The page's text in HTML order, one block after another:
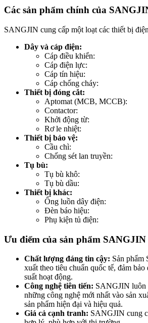
Các sản phẩm chính của
SANGJIN cung cấp một loạt các thiết bị
Dây và cáp điện:
Cáp điều khiển:
Cáp điện lực:
Cáp tín hiệu:
Cáp chống cháy:
Thiết bị đóng cắt:
Aptomat (MCB, MCCB):
Contactor:
Khởi động từ:
Rơ le nhiệt:
Thiết bị bảo vệ:
Cầu chì:
Chống sét lan truyền:
Tụ bù:
Tụ bù khô:
Tụ bù dầu:
Thiết bị khác:
Ống luồn dây điện:
Đèn báo hiệu:
Phụ kiện tủ điện:
Ưu điểm của sản phẩm SANGJIN
Chất lượng đáng tin cậy: Sản phẩm
xuất theo tiêu chuẩn quốc tế, đảm bảo
suất hoạt động.
Công nghệ tiên tiến: SANGJIN luôn
những công nghệ mới nhất vào sản
sản phẩm hiện đại và hiệu quả.
Giá cả cạnh tranh: SANGJIN cung